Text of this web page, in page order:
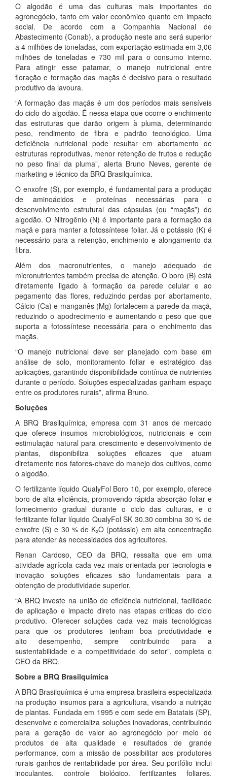
O algodão é uma das culturas mais importantes do
agronegócio, tanto em valor econômico quanto em impacto
social. De acordo com a Companhia Nacional de
Abastecimento (Conab), a produção neste ano será superior
a 4 milhões de toneladas, com exportação estimada em 3,06
milhões de toneladas e 730 mil para o consumo interno.
Para atingir esse patamar, o manejo nutricional entre
floração e formação das maçãs é decisivo para o resultado
produtivo da lavoura.
“A formação das maçãs é um dos períodos mais sensíveis
do ciclo do algodão. É nessa etapa que ocorre o enchimento
das estruturas que darão origem à pluma, determinando
peso, rendimento de fibra e padrão tecnológico. Uma
deficiência nutricional pode resultar em abortamento de
estruturas reprodutivas, menor retenção de frutos e redução
no peso final da pluma”, alerta Bruno Neves, gerente de
marketing e técnico da BRQ Brasilquímica.
O enxofre (S), por exemplo, é fundamental para a produção
de aminoácidos e proteínas necessárias para o
desenvolvimento estrutural das cápsulas (ou “maçãs”) do
algodão. O Nitrogênio (N) é importante para a formação da
maçã e para manter a fotossíntese foliar. Já o potássio (K) é
necessário para a retenção, enchimento e alongamento da
fibra.
Além dos macronutrientes, o manejo adequado de
micronutrientes também precisa de atenção. O boro (B) está
diretamente ligado à formação da parede celular e ao
pegamento das flores, reduzindo perdas por abortamento.
Cálcio (Ca) e manganês (Mg) fortalecem a parede da maçã,
reduzindo o apodrecimento e aumentando o peso que que
suporta a fotossíntese necessária para o enchimento das
maçãs.
“O manejo nutricional deve ser planejado com base em
análise de solo, monitoramento foliar e estratégico das
aplicações, garantindo disponibilidade contínua de nutrientes
durante o período. Soluções especializadas ganham espaço
entre os produtores rurais”, afirma Bruno.
Soluções
A BRQ Brasilquímica, empresa com 31 anos de mercado
que oferece insumos microbiológicos, nutricionais e com
estimulação natural para crescimento e desenvolvimento de
plantas, disponibiliza soluções eficazes que atuam
diretamente nos fatores-chave do manejo dos cultivos, como
o algodão.
O fertilizante líquido QualyFol Boro 10, por exemplo, oferece
boro de alta eficiência, promovendo rápida absorção foliar e
fornecimento gradual durante o ciclo das culturas, e o
fertilizante foliar líquido QualyFol SK 30.30 combina 30 % de
enxofre (S) e 30 % de K₂O (potássio) em alta concentração
para atender às necessidades dos agricultores.
Renan Cardoso, CEO da BRQ, ressalta que em uma
atividade agrícola cada vez mais orientada por tecnologia e
inovação soluções eficazes são fundamentais para a
obtenção de produtividade superior.
“A BRQ investe na união de eficiência nutricional, facilidade
de aplicação e impacto direto nas etapas críticas do ciclo
produtivo. Oferecer soluções cada vez mais tecnológicas
para que os produtores tenham boa produtividade e
alto desempenho, sempre contribuindo para a
sustentabilidade e a competitividade do setor”, completa o
CEO da BRQ.
Sobre a BRQ Brasilquímica
A BRQ Brasilquímica é uma empresa brasileira especializada
na produção insumos para a agricultura, visando a nutrição
de plantas. Fundada em 1995 e com sede em Batatais (SP),
desenvolve e comercializa soluções inovadoras, contribuindo
para a geração de valor ao agronegócio por meio de
produtos de alta qualidade e resultados de grande
performance, com a missão de possibilitar aos produtores
rurais ganhos de rentabilidade por área. Seu portfólio inclui
inoculantes, controle biológico, fertilizantes foliares,